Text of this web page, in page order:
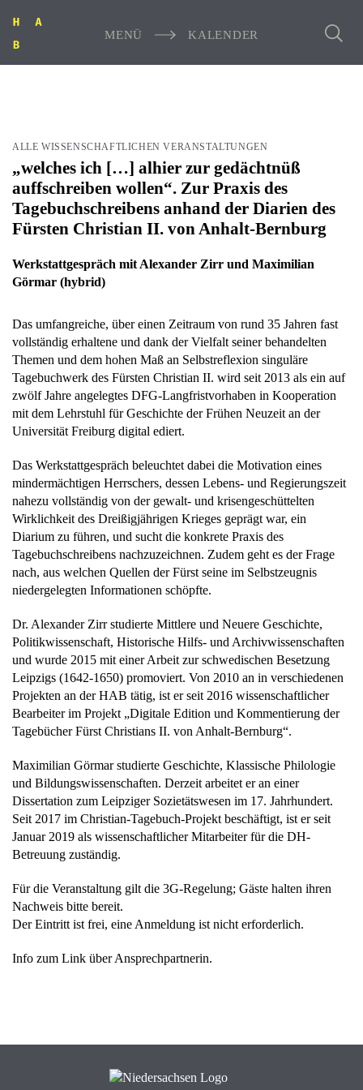
MENÜ KALENDER
ALLE WISSENSCHAFTLICHEN VERANSTALTUNGEN
„welches ich […] alhier zur gedächtnüß
auffschreiben wollen“. Zur Praxis des
Tagebuchschreibens anhand der Diarien des
Fürsten Christian II. von Anhalt-Bernburg
Werkstattgespräch mit Alexander Zirr und Maximilian
Görmar (hybrid)
Das umfangreiche, über einen Zeitraum von rund 35 Jahren fast
vollständig erhaltene und dank der Vielfalt seiner behandelten
Themen und dem hohen Maß an Selbstreflexion singuläre
Tagebuchwerk des Fürsten Christian II. wird seit 2013 als ein auf
zwölf Jahre angelegtes DFG-Langfristvorhaben in Kooperation
mit dem Lehrstuhl für Geschichte der Frühen Neuzeit an der
Universität Freiburg digital ediert.
Das Werkstattgespräch beleuchtet dabei die Motivation eines
mindermächtigen Herrschers, dessen Lebens- und Regierungszeit
nahezu vollständig von der gewalt- und krisengeschüttelten
Wirklichkeit des Dreißigjährigen Krieges geprägt war, ein
Diarium zu führen, und sucht die konkrete Praxis des
Tagebuchschreibens nachzuzeichnen. Zudem geht es der Frage
nach, aus welchen Quellen der Fürst seine im Selbstzeugnis
niedergelegten Informationen schöpfte.
Dr. Alexander Zirr studierte Mittlere und Neuere Geschichte,
Politikwissenschaft, Historische Hilfs- und Archivwissenschaften
und wurde 2015 mit einer Arbeit zur schwedischen Besetzung
Leipzigs (1642-1650) promoviert. Von 2010 an in verschiedenen
Projekten an der HAB tätig, ist er seit 2016 wissenschaftlicher
Bearbeiter im Projekt „Digitale Edition und Kommentierung der
Tagebücher Fürst Christians II. von Anhalt-Bernburg“.
Maximilian Görmar studierte Geschichte, Klassische Philologie
und Bildungswissenschaften. Derzeit arbeitet er an einer
Dissertation zum Leipziger Sozietätswesen im 17. Jahrhundert.
Seit 2017 im Christian-Tagebuch-Projekt beschäftigt, ist er seit
Januar 2019 als wissenschaftlicher Mitarbeiter für die DH-
Betreuung zuständig.
Für die Veranstaltung gilt die 3G-Regelung; Gäste halten ihren
Nachweis bitte bereit.
Der Eintritt ist frei, eine Anmeldung ist nicht erforderlich.
Info zum Link über Ansprechpartnerin.